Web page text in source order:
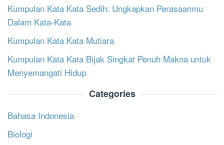
Kumpulan Kata Kata Sedih: Ungkapkan Perasaanmu
Dalam Kata-Kata
Kumpulan Kata Kata Mutiara
Kumpulan Kata Kata Bijak Singkat Penuh Makna untuk
Menyemangati Hidup
Categories
Bahasa Indonesia
Biologi